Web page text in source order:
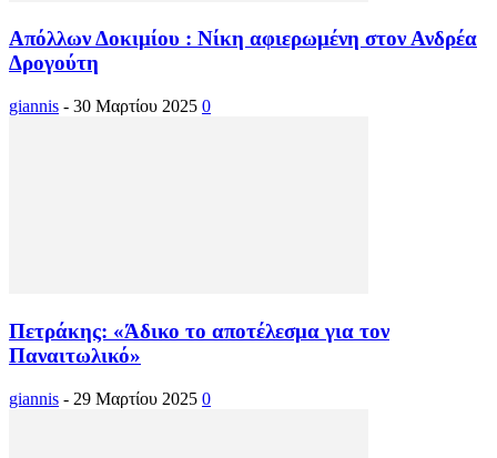
Απόλλων Δοκιμίου : Νίκη αφιερωμένη στον Ανδρέα
Δρογούτη
giannis - 30 Μαρτίου 2025 0
Πετράκης: «Άδικο το αποτέλεσμα για τον
Παναιτωλικό»
giannis - 29 Μαρτίου 2025 0